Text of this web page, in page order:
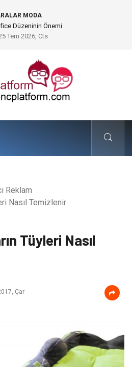
MODA
ve Küresel Ticarette Bütçe Yönetimi
Tem 2026, Cts
Reklam
Nasıl Temizlenir
Tüyleri Nasıl
Çar